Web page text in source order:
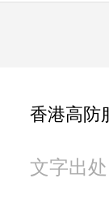
香港高防
文字出